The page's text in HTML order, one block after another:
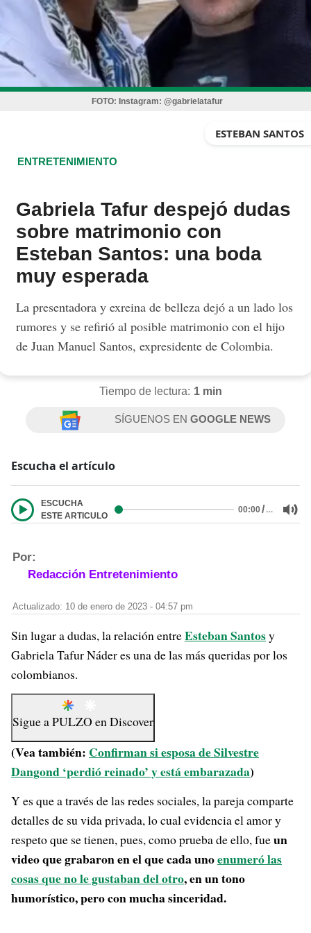
FOTO: Instagram: @gabrielatafur
ESTEBAN SANTOS
ENTRETENIMIENTO
Gabriela Tafur despejó dudas
sobre matrimonio con
Esteban Santos: una boda
muy esperada
La presentadora y exreina de belleza dejó a un lado los
rumores y se refirió al posible matrimonio con el hijo
de Juan Manuel Santos, expresidente de Colombia.
Tiempo de lectura: 1 min
SÍGUENOS ENGOOGLE NEWS
Escucha el artículo
ESCUCHA
ESTE ARTICULO
00:00/…
Por:
Redacción Entretenimiento
Actualizado: 10 de enero de 2023 - 04:57 pm
Sin lugar a dudas, la relación entreEsteban Santosy
Gabriela Tafur Náder es una de las más queridas por los
colombianos.
Sigue aPULZO enDiscover
(Vea también: Confirman si esposa de Silvestre
Dangond ‘perdió reinado’ y está embarazada)
Y es que a través de las redes sociales, la pareja comparte
detalles de su vida privada, lo cual evidencia el amor y
respeto que se tienen, pues, como prueba de ello, fueun
video que grabaron en el que cada unoenumeró las
cosas que no le gustaban del otro, en un tono
humorístico, pero con mucha sinceridad.